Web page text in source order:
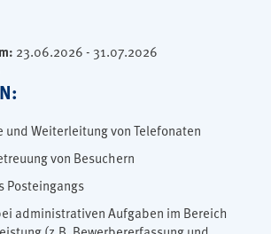
23.06.2026 - 31.07.2026
und Weiterleitung von Telefonaten
von Besuchern
Posteingangs
administrativen Aufgaben im Bereich